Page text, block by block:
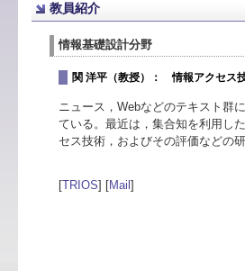
教員紹介
情報基礎設計分野
関 洋平（教授）： 情報アクセス
ニュース，Webなどのテキスト群
ている。最近は，集合知を利用し
セス技術，およびその評価などの
[TRIOS] [Mail ]